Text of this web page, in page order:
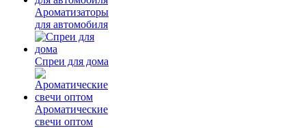
Ароматизаторы
для автомобиля
Спреи для дома
Ароматические
свечи оптом